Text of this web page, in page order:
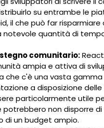
su entrambe le
il che può far risparmiare
notevole quantità di
comunitario:
ampia e attiva di
che c'è una vasta gamma
a disposizione
particolarmente utile
potrebbero non disporre
di un budget ampio.